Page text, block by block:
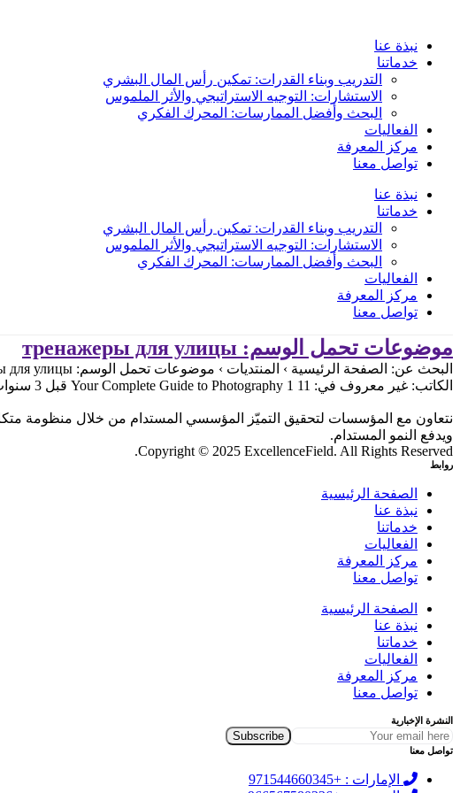
contentنبذة عنا
خدماتنا
التدريب وبناء القدرات: تمكين رأس المال البشري
الاستشارات: التوجيه الاستراتيجي والأثر الملموس
البحث وأفضل الممارسات: المحرك الفكري
الفعاليات
مركز المعرفة
تواصل معنا
نبذة عنا
خدماتنا
التدريب وبناء القدرات: تمكين رأس المال البشري
الاستشارات: التوجيه الاستراتيجي والأثر الملموس
البحث وأفضل الممارسات: المحرك الفكري
الفعاليات
مركز المعرفة
تواصل معنا
موضوعات تحمل الوسم: тренажеры для улицы
الكاتب: غير معروف في: Your Complete Guide to Photography 1 11 قبل 3 سنوات، 4 أشهر غير معروف مشاهدة 1 موضوع (من مجموع 1)
نتعاون مع المؤسسات لتحقيق التميّز المؤسسي المستدام من خلال منظومة
ويدفع النمو المستدام.
Copyright © 2025 ExcellenceField. All Rights Reserved.
روابط
الصفحة الرئيسية
نبذة عنا
خدماتنا
الفعاليات
مركز المعرفة
تواصل معنا
الصفحة الرئيسية
نبذة عنا
خدماتنا
الفعاليات
مركز المعرفة
تواصل معنا
النشرة الإخبارية
تواصل معنا
الإمارات : +971544660345